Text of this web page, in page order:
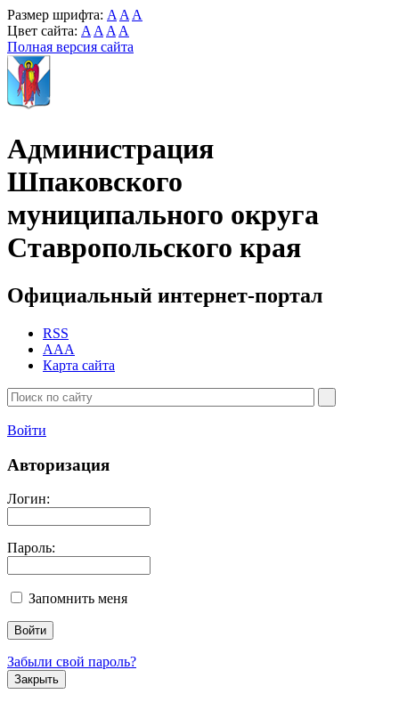
Размер шрифта: A A A
Цвет сайта: A A A A
Полная версия сайта
Администрация
Шпаковского
муниципального округа
Ставропольского края
Официальный интернет-портал
RSS
AAA
Карта сайта
Войти
Авторизация
Логин:
Пароль:
Запомнить меня
Забыли свой пароль?
Закрыть